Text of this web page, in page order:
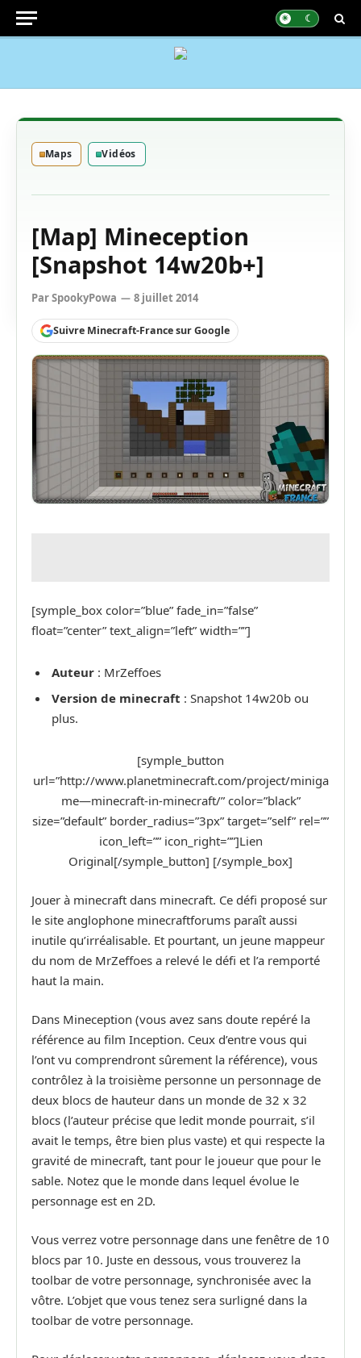
Maps Vidéos
[Map] Mineception
[Snapshot 14w20b+]
ParSpookyPowa 8 juillet 2014
Suivre Minecraft-France sur Google
[symple_box color=”blue” fade_in=”false”
float=”center” text_align=”left” width=””]
Auteur : MrZeffoes
Version de minecraft : Snapshot 14w20b ou
plus.
[symple_button
url=”http://www.planetminecraft.com/project/miniga
me—minecraft-in-minecraft/” color=”black”
size=”default” border_radius=”3px” target=”self” rel=””
icon_left=”” icon_right=””]Lien
Original[/symple_button] [/symple_box]
Jouer à minecraft dans minecraft. Ce défi proposé sur
le site anglophone minecraftforums paraît aussi
inutile qu’irréalisable. Et pourtant, un jeune mappeur
du nom de MrZeffoes a relevé le défi et l’a remporté
haut la main.
Dans Mineception (vous avez sans doute repéré la
référence au film Inception. Ceux d’entre vous qui
l’ont vu comprendront sûrement la référence), vous
contrôlez à la troisième personne un personnage de
deux blocs de hauteur dans un monde de 32 x 32
blocs (l’auteur précise que ledit monde pourrait, s’il
avait le temps, être bien plus vaste) et qui respecte la
gravité de minecraft, tant pour le joueur que pour le
sable. Notez que le monde dans lequel évolue le
personnage est en 2D.
Vous verrez votre personnage dans une fenêtre de 10
blocs par 10. Juste en dessous, vous trouverez la
toolbar de votre personnage, synchronisée avec la
vôtre. L’objet que vous tenez sera surligné dans la
toolbar de votre personnage.